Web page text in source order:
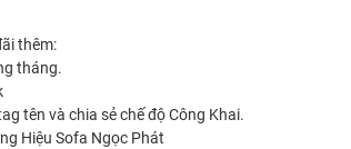
thêm:
tháng.
tên và chia sẻ chế độ Công Khai.
Hiệu Sofa Ngọc Phát